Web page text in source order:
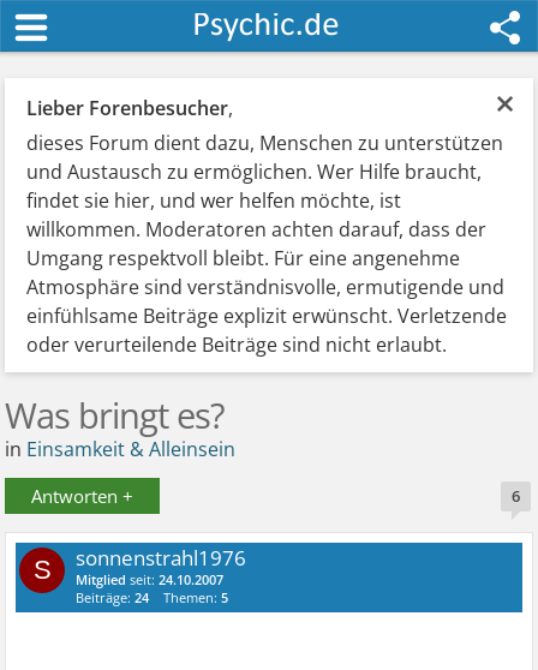
×
Lieber Forenbesucher,
dieses Forum dient dazu, Menschen zu unterstützen
und Austausch zu ermöglichen. Wer Hilfe braucht,
findet sie hier, und wer helfen möchte, ist
willkommen. Moderatoren achten darauf, dass der
Umgang respektvoll bleibt. Für eine angenehme
Atmosphäre sind verständnisvolle, ermutigende und
einfühlsame Beiträge explizit erwünscht. Verletzende
oder verurteilende Beiträge sind nicht erlaubt.
Was bringt es?
in Einsamkeit & Alleinsein
Antworten + 6
S sonnenstrahl1976
Mitglied seit:24.10.2007
Beiträge:24 Themen:5